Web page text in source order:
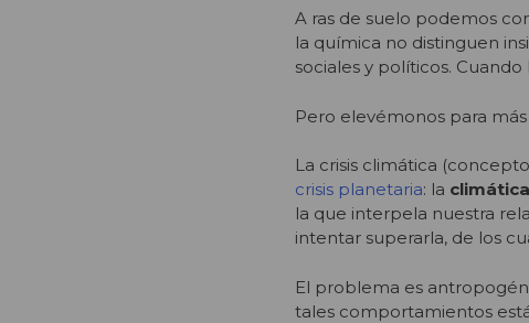
A ras de suelo podemos
la química no distinguen
sociales y políticos.
Pero elevémonos para
La crisis climática
crisis planetaria: la climática
la que interpela nuestra
intentar superarla, de los
El problema es
tales comportamientos